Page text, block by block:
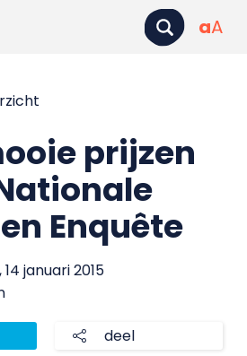
aA
prijzen
Enquête
, 14 januari 2015
deel